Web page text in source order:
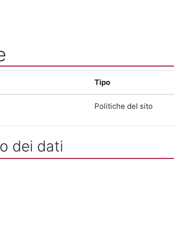
Tipo
Politiche del sito
dei dati